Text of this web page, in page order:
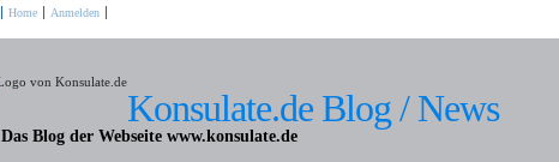
Konsulate.de Blog / News
Das Blog der Webseite www.konsulate.de
Home Anmelden